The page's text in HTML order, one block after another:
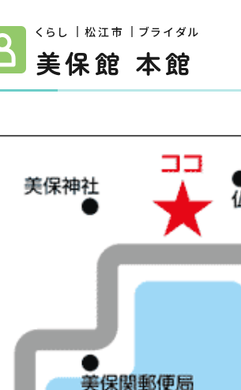
くらし 松江市 ブライダル
美保館 本館